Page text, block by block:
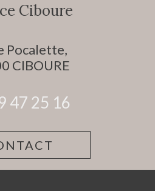
Ciboure
Pocalette,
CIBOURE
47 25 16